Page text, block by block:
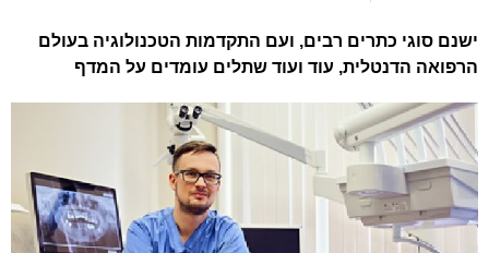
ישנם סוגי כתרים רבים, ועם התקדמות הטכנולוגיה בעולם
הרפואה הדנטלית, עוד ועוד שתלים עומדים על המדף